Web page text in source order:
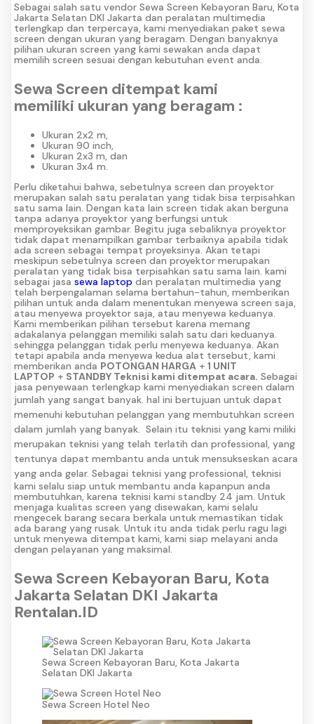
Sebagai salah satu vendor Sewa Screen Kebayoran Baru, Kota
Jakarta Selatan DKI Jakarta dan peralatan multimedia
terlengkap dan terpercaya, kami menyediakan paket sewa
screen dengan ukuran yang beragam. Dengan banyaknya
pilihan ukuran screen yang kami sewakan anda dapat
memilih screen sesuai dengan kebutuhan event anda.
Sewa Screen ditempat kami
memiliki ukuran yang beragam :
Ukuran 2x2 m,
Ukuran 90 inch,
Ukuran 2x3 m, dan
Ukuran 3x4 m.
Perlu diketahui bahwa, sebetulnya screen dan proyektor
merupakan salah satu peralatan yang tidak bisa terpisahkan
satu sama lain. Dengan kata lain screen tidak akan berguna
tanpa adanya proyektor yang berfungsi untuk
memproyeksikan gambar. Begitu juga sebaliknya proyektor
tidak dapat menampilkan gambar terbaiknya apabila tidak
ada screen sebagai tempat proyeksinya. Akan tetapi
meskipun sebetulnya screen dan proyektor merupakan
peralatan yang tidak bisa terpisahkan satu sama lain. kami
sebagai jasa sewa laptop dan peralatan multimedia yang
telah berpengalaman selama bertahun-tahun, memberikan
pilihan untuk anda dalam menentukan menyewa screen saja,
atau menyewa proyektor saja, atau menyewa keduanya.
Kami memberikan pilihan tersebut karena memang
adakalanya pelanggan memiliki salah satu dari keduanya.
sehingga pelanggan tidak perlu menyewa keduanya. Akan
tetapi apabila anda menyewa kedua alat tersebut, kami
memberikan anda POTONGAN HARGA + 1 UNIT
LAPTOP + STANDBY Teknisi kami ditempat acara. Sebagai
jasa penyewaan terlengkap kami menyediakan screen dalam
jumlah yang sangat banyak. hal ini bertujuan untuk dapat
memenuhi kebutuhan pelanggan yang membutuhkan screen
dalam jumlah yang banyak. Selain itu teknisi yang kami miliki
merupakan teknisi yang telah terlatih dan professional, yang
tentunya dapat membantu anda untuk mensukseskan acara
yang anda gelar. Sebagai teknisi yang professional, teknisi
kami selalu siap untuk membantu anda kapanpun anda
membutuhkan, karena teknisi kami standby 24 jam. Untuk
menjaga kualitas screen yang disewakan, kami selalu
mengecek barang secara berkala untuk memastikan tidak
ada barang yang rusak. Untuk itu anda tidak perlu ragu lagi
untuk menyewa ditempat kami, kami siap melayani anda
dengan pelayanan yang maksimal.
Sewa Screen Kebayoran Baru, Kota
Jakarta Selatan DKI Jakarta
Rentalan.ID
Sewa Screen Kebayoran Baru, Kota Jakarta
Selatan DKI Jakarta
Sewa Screen Hotel Neo